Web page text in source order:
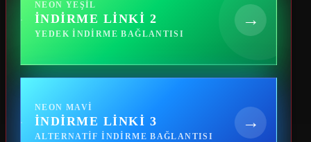
NEON YEŞIL
İNDIRME LINKI 2
YEDEK INDIRME BAĞLANTISI
→
NEON MAVI
İNDIRME LINKI 3
ALTERNATIF INDIRME BAĞLANTISI
→